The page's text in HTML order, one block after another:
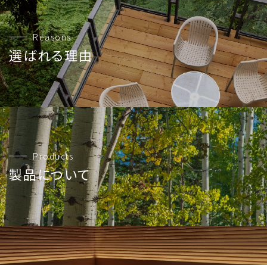
Reasons
選ばれる理由
Products
製品について